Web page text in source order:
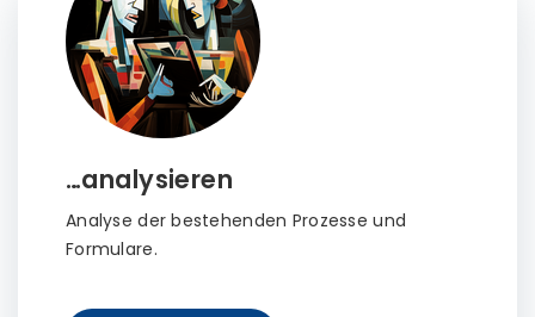
…analysieren
Analyse der bestehenden Prozesse und
Formulare.